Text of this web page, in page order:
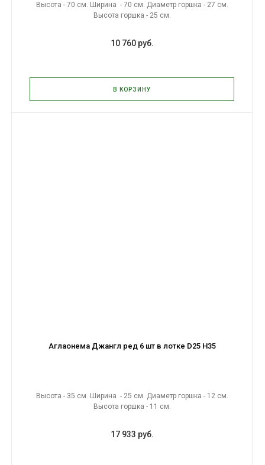
Высота - 70 см. Ширина - 70 см. Диаметр горшка - 27 см.
Высота горшка - 25 см.
10 760 руб.
В КОРЗИНУ
Аглаонема Джангл ред 6 шт в лотке D25 H35
Высота - 35 см. Ширина - 25 см. Диаметр горшка - 12 см.
Высота горшка - 11 см.
17 933 руб.